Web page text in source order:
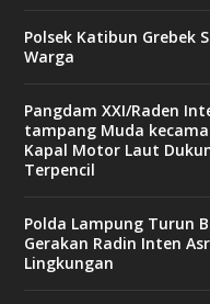
Polsek Katibun Grebek
Warga
Pangdam XXI/Raden
tampang Muda
Kapal Motor Laut
Terpencil
Polda Lampung Turun
Gerakan Radin Inten
Lingkungan